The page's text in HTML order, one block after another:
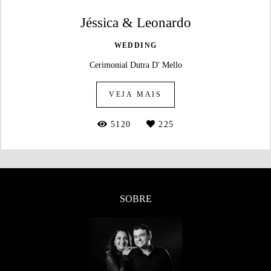
Jéssica & Leonardo
WEDDING
Cerimonial Dutra D' Mello
VEJA MAIS
5120 225
SOBRE